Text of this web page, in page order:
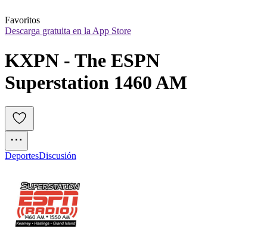
Favoritos
Descarga gratuita en la App Store
KXPN - The ESPN
Superstation 1460 AM
DeportesDiscusión